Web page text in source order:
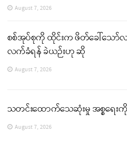
August 7, 2026
စစ်အုပ်စုကို ထိုင်းက ဖိတ်ခေါ်သေ
လက်ခံရန် ခဲယဉ်းဟု ဆို
August 7, 2026
သတင်းထောက်သေဆုံးမှု အစ္စရေးကို
August 7, 2026